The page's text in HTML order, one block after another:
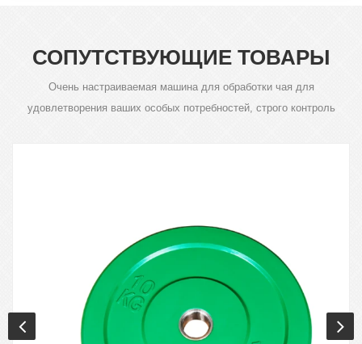
СОПУТСТВУЮЩИЕ ТОВАРЫ
Очень настраиваемая машина для обработки чая для
удовлетворения ваших особых потребностей, строго контроль